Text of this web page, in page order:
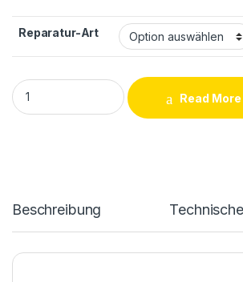
Reparatur-Art
Samsung Galaxy S10 (G973F)
Read More
Beschreibung